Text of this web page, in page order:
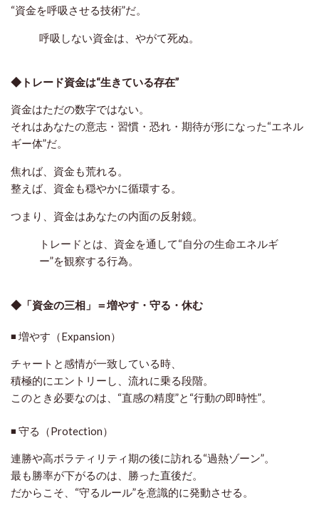
“資金を呼吸させる技術”だ。
呼吸しない資金は、やがて死ぬ。
◆トレード資金は“生きている存在”
資金はただの数字ではない。
それはあなたの意志・習慣・恐れ・期待が形になった“エネル
ギー体”だ。
焦れば、資金も荒れる。
整えば、資金も穏やかに循環する。
つまり、資金はあなたの内面の反射鏡。
トレードとは、資金を通して“自分の生命エネルギ
ー”を観察する行為。
◆「資金の三相」＝増やす・守る・休む
◾ 増やす（Expansion）
チャートと感情が一致している時、
積極的にエントリーし、流れに乗る段階。
このとき必要なのは、 “直感の精度”と“行動の即時性”。
◾ 守る（Protection）
連勝や高ボラティリティ期の後に訪れる“過熱ゾーン”。
最も勝率が下がるのは、勝った直後だ。
だからこそ、 “守るルール”を意識的に発動させる。